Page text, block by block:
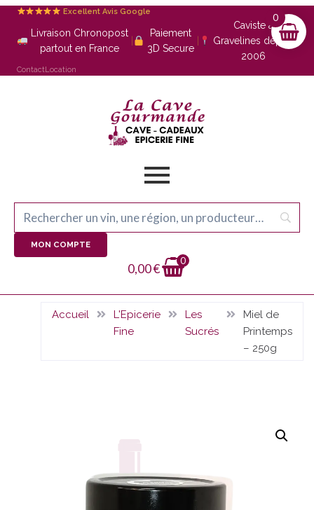
Excellent Avis Google
Livraison Chronopost
partout en France
Paiement
3D Secure
Caviste à
Gravelines depuis
2006
ContactLocation
MON COMPTE
0,00€
0
Accueil
L'Epicerie
Fine
Les
Sucrés
Miel de
Printemps
– 250g
0